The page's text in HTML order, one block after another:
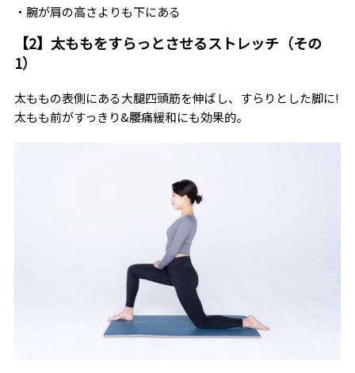
・腕が肩の高さよりも下にある
【2】太ももをすらっとさせるストレッチ（その
1）
太ももの表側にある大腿四頭筋を伸ばし、すらりとした脚に!
太もも前がすっきり&腰痛緩和にも効果的。